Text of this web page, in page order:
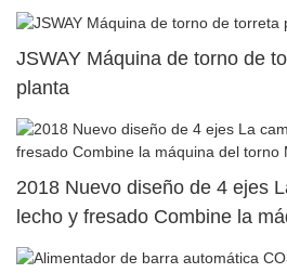
JSWAY Máquina de torno de
planta
2018 Nuevo diseño de 4 ejes
lecho y fresado Combine la
M46X